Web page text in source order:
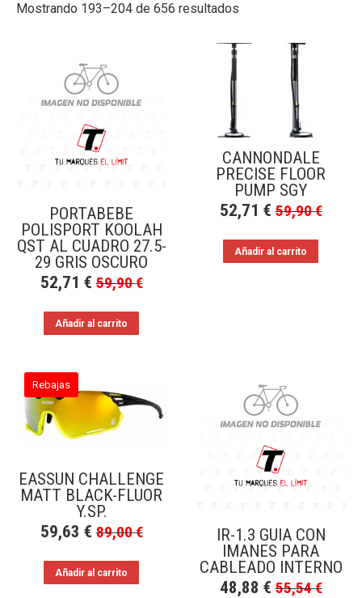
Mostrando 193–204 de 656 resultados
precio:
PORTABEBE
POLISPORT KOOLAH
QST AL CUADRO 27.5-
29 GRIS OSCURO
52,71 € 59,90€
Añadir al carrito
CANNONDALE
PRECISE FLOOR
PUMP SGY
52,71 € 59,90€
Añadir al carrito
Rebajas
EASSUN CHALLENGE
MATT BLACK-FLUOR
Y.SP.
59,63 € 89,00€
Añadir al carrito
IR-1.3 GUIA CON
IMANES PARA
CABLEADO INTERNO
48,88 € 55,54€